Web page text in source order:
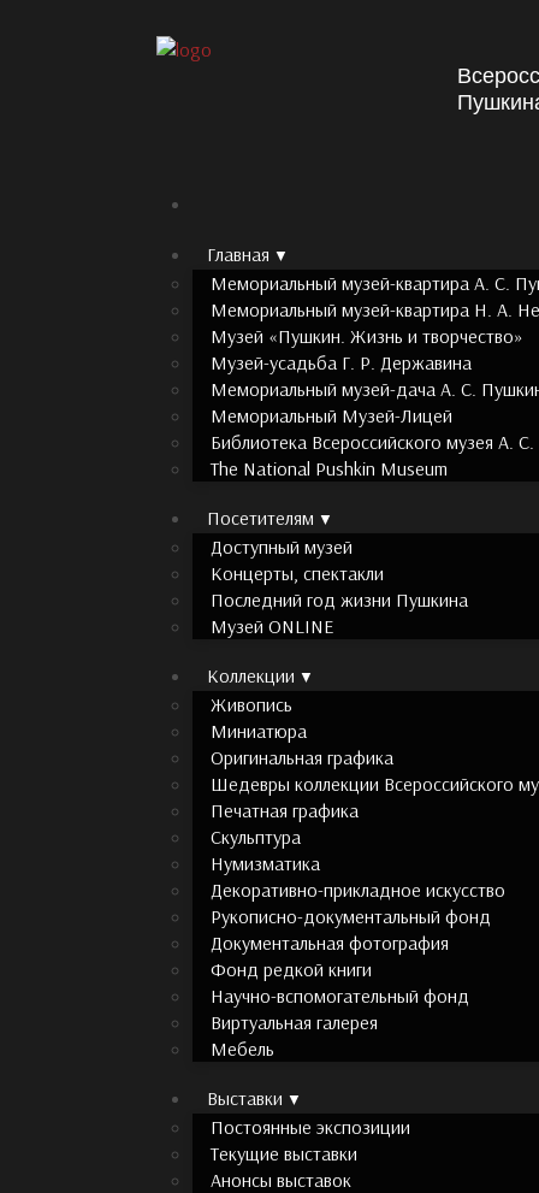
Главная
Мемориальный музей-квартира А. С.
Мемориальный музей-квартира Н. А.
Музей «Пушкин. Жизнь и творчество»
Музей-усадьба Г. Р. Державина
Мемориальный музей-дача А. С.
Мемориальный Музей-Лицей
Библиотека Всероссийского музея А.
The National Pushkin Museum
Посетителям
Доступный музей
Концерты, спектакли
Последний год жизни Пушкина
Музей ONLINE
Коллекции
Живопись
Миниатюра
Оригинальная графика
Шедевры коллекции Всероссийского
Печатная графика
Скульптура
Нумизматика
Декоративно-прикладное искусство
Рукописно-документальный фонд
Документальная фотография
Фонд редкой книги
Научно-вспомогательный фонд
Виртуальная галерея
Мебель
Выставки
Постоянные экспозиции
Текущие выставки
Анонсы выставок